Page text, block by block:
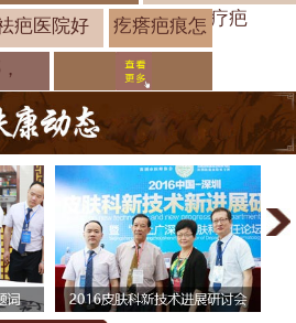
治疗疤
疤医院好
疙瘩疤痕怎
么去 为你推